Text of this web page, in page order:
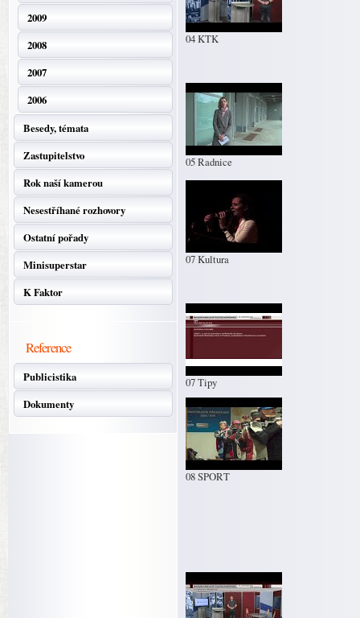
2009
2008
2007
2006
Besedy, témata
Zastupitelstvo
Rok naší kamerou
Nesestříhané rozhovory
Ostatní pořady
Minisuperstar
K Faktor
Reference
Publicistika
Dokumenty
04 KTK
05 Radnice
07 Kultura
07 Tipy
08 SPORT